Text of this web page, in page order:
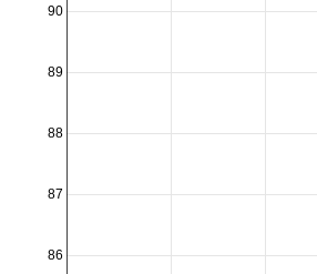
86
87
88
89
90